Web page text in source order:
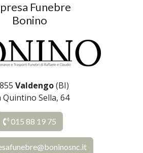
Funebre
Bonino
Valdengo(BI)
Quintino Sella, 64
015 88 19 75